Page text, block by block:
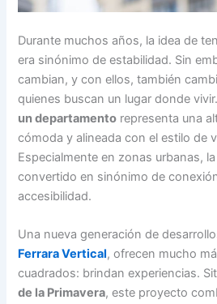
Durante muchos años, la idea de
era sinónimo de estabilidad. Sin
cambian, y con ellos, también
quienes buscan un lugar donde
un departamento representa una
cómoda y alineada con el estilo de
Especialmente en zonas urbanas,
convertido en sinónimo de
accesibilidad.
Una nueva generación de
Ferrara Vertical, ofrecen mucho
cuadrados: brindan experiencias.
de la Primavera, este proyecto